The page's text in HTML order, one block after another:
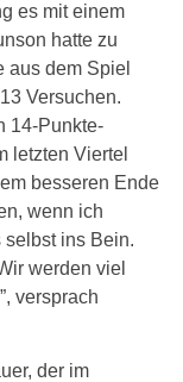
es mit einem
hatte zu
aus dem Spiel
Versuchen.
14-Punkte-
letzten Viertel
besseren Ende
wenn ich
ins Bein.
werden viel
versprach
der im